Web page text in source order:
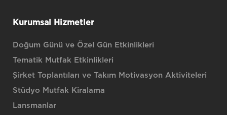
Kurumsal Hizmetler
Doğum Günü ve Özel Gün Etkinlikleri
Tematik Mutfak Etkinlikleri
Şirket Toplantıları ve Takım Motivasyon Aktiviteleri
Stüdyo Mutfak Kiralama
Lansmanlar